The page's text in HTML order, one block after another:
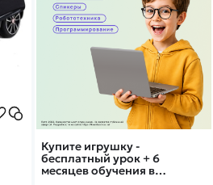
Купите игрушку -
бесплатный урок + 6
месяцев обучения в